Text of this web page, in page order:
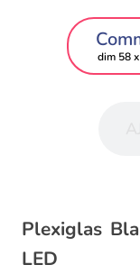
dim 58
Plexiglas
LED